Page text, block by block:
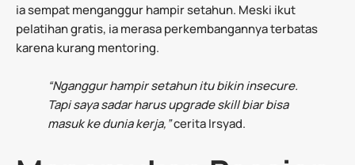
ia sempat menganggur hampir setahun. Meski ikut
pelatihan gratis, ia merasa perkembangannya terbatas
karena kurang mentoring.
“Nganggur hampir setahun itu bikin insecure.
Tapi saya sadar harus upgrade skill biar bisa
masuk ke dunia kerja,”cerita Irsyad.